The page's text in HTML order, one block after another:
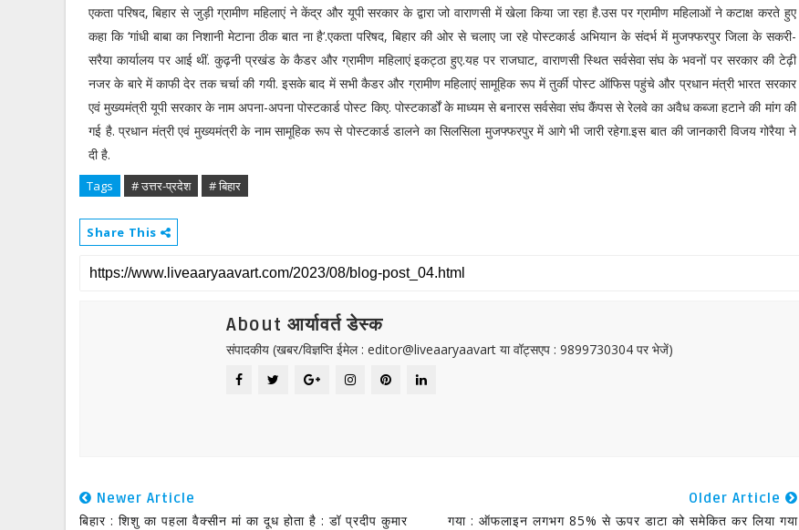
एकता परिषद, बिहार से जुड़ी ग्रामीण महिलाएं ने केंद्र और यूपी सरकार के द्वारा जो वाराणसी में खेला किया जा रहा है.उस पर ग्रामीण महिलाओं ने कटाक्ष करते हुए
कहा कि ‘गांधी बाबा का निशानी मेटाना ठीक बात ना है‘.एकता परिषद, बिहार की ओर से चलाए जा रहे पोस्टकार्ड अभियान के संदर्भ में मुजफ्फरपुर जिला के सकरी-
सरैया कार्यालय पर आई थीं. कुढ़नी प्रखंड के कैडर और ग्रामीण महिलाएं इकट्ठा हुए.यह पर राजघाट, वाराणसी स्थित सर्वसेवा संघ के भवनों पर सरकार की टेढ़ी
नजर के बारे में काफी देर तक चर्चा की गयी. इसके बाद में सभी कैडर और ग्रामीण महिलाएं सामूहिक रूप में तुर्की पोस्ट ऑफिस पहुंचे और प्रधान मंत्री भारत सरकार
एवं मुख्यमंत्री यूपी सरकार के नाम अपना-अपना पोस्टकार्ड पोस्ट किए. पोस्टकार्डों के माध्यम से बनारस सर्वसेवा संघ कैंपस से रेलवे का अवैध कब्जा हटाने की मांग की
गई है. प्रधान मंत्री एवं मुख्यमंत्री के नाम सामूहिक रूप से पोस्टकार्ड डालने का सिलसिला मुजफ्फरपुर में आगे भी जारी रहेगा.इस बात की जानकारी विजय गोरैया ने
दी है.
Tags # उत्तर-प्रदेश # बिहार
Share This
About आर्यावर्त डेस्क
संपादकीय (खबर/विज्ञप्ति ईमेल : editor@liveaaryaavart या वॉट्सएप : 9899730304 पर भेजें)
Newer Article
बिहार : शिशु का पहला वैक्सीन मां का दूध होता है : डॉ प्रदीप कुमार
Older Article
गया : ऑफलाइन लगभग 85% से ऊपर डाटा को समेकित कर लिया गया